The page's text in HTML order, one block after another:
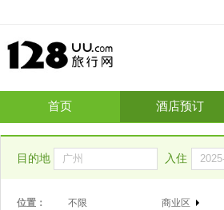
首页 酒店预订
目的地 入住
位置： 不限 商业区